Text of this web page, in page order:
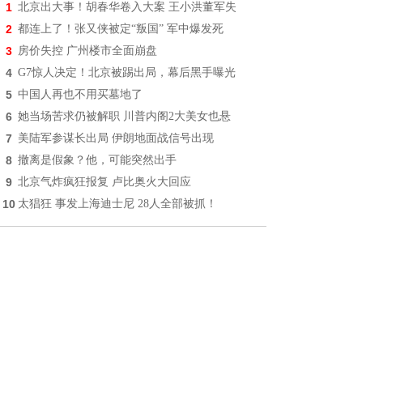
1 北京出大事！胡春华卷入大案 王小洪董军失
2 都连上了！张又侠被定“叛国” 军中爆发死
3 房价失控 广州楼市全面崩盘
4 G7惊人决定！北京被踢出局，幕后黑手曝光
5 中国人再也不用买墓地了
6 她当场苦求仍被解职 川普内阁2大美女也悬
7 美陆军参谋长出局 伊朗地面战信号出现
8 撤离是假象？他，可能突然出手
9 北京气炸疯狂报复 卢比奥火大回应
10 太猖狂 事发上海迪士尼 28人全部被抓！